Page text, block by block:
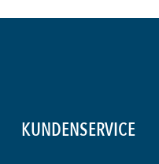
KUNDENSERVICE